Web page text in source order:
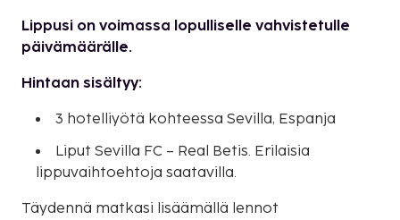
Lippusi on voimassa lopulliselle vahvistetulle
päivämäärälle.
Hintaan sisältyy:
3 hotelliyötä kohteessa Sevilla, Espanja
Liput Sevilla FC – Real Betis. Erilaisia
lippuvaihtoehtoja saatavilla.
Täydennä matkasi lisäämällä lennot